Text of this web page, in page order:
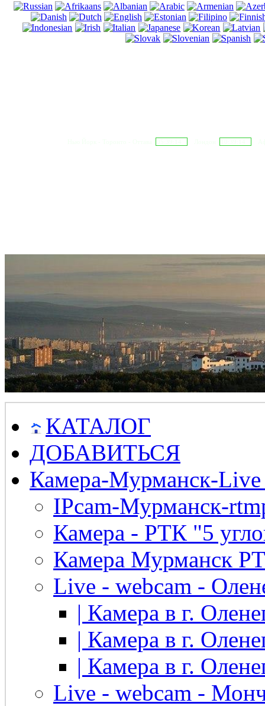
КАТАЛОГ
ДОБАВИТЬСЯ
Камера-Мурманск-
IPcam-Мурманск-
Камера - РТК "5
Камера Мурманск
Live - webcam -
| Камера в г.
| Камера в г.
| Камера в г.
Live - webcam -